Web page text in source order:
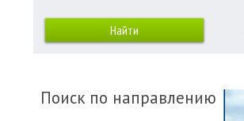
Поиск по направлению